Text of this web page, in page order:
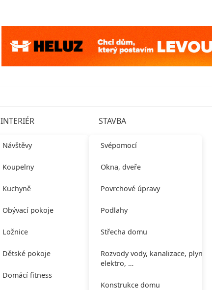
INTERIÉR
Návštěvy
Koupelny
Kuchyně
Obývací pokoje
Ložnice
Dětské pokoje
Domácí fitness
STAVBA
Svépomocí
Okna, dveře
Povrchové úpravy
Podlahy
Střecha domu
Rozvody vody, kanalizace, plynu,
elektro, …
Konstrukce domu